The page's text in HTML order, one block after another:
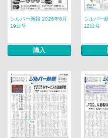
シルバー新報 2026年6月
19日号
購入
シルバー
12日号